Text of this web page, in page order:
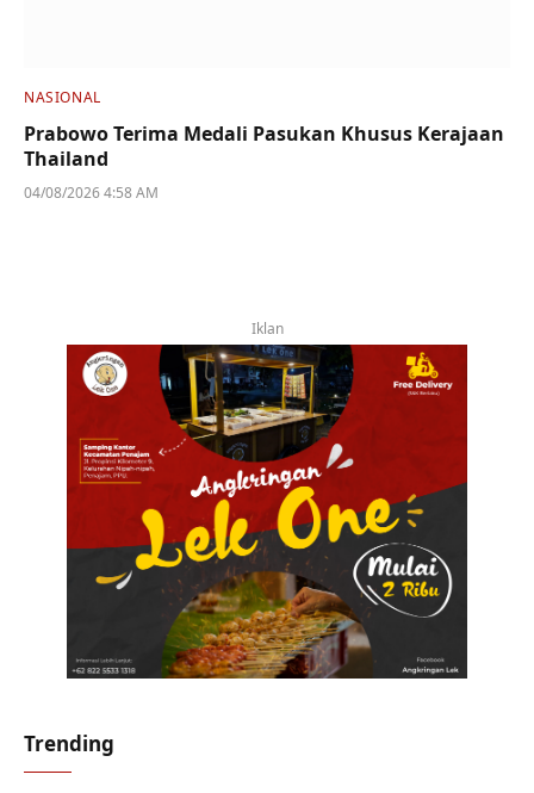
NASIONAL
Prabowo Terima Medali Pasukan Khusus Kerajaan
Thailand
04/08/2026 4:58 AM
Iklan
Trending